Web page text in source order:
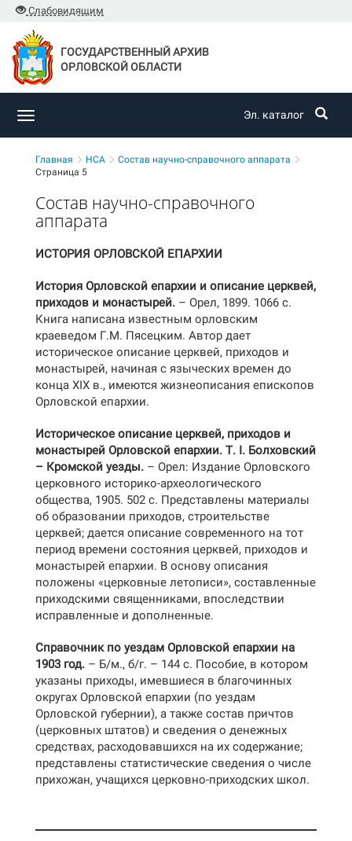
Слабовидящим
ГОСУДАРСТВЕННЫЙ АРХИВ
ОРЛОВСКОЙ ОБЛАСТИ
Toggle
Эл. каталог
Главная НСА
Состав научно-справочного аппарата
Страница 5
Состав научно-справочного
аппарата
ИСТОРИЯ ОРЛОВСКОЙ ЕПАРХИИ
История Орловской епархии и описание церквей,
приходов и монастырей. – Орел, 1899. 1066 с.
Книга написана известным орловским
краеведом Г.М. Пясецким. Автор дает
историческое описание церквей, приходов и
монастырей, начиная с языческих времен до
конца XIX в., имеются жизнеописания епископов
Орловской епархии.
Историческое описание церквей, приходов и
монастырей Орловской епархии. Т. I. Болховский
– Кромской уезды. – Орел: Издание Орловского
церковного историко-археологического
общества, 1905. 502 с. Представлены материалы
об образовании приходов, строительстве
церквей; дается описание современного на тот
период времени состояния церквей, приходов и
монастырей епархии. В основу описания
положены «церковные летописи», составленные
приходскими священниками, впоследствии
исправленные и дополненные.
Справочник по уездам Орловской епархии на
1903 год. – Б/м., б/г. – 144 с. Пособие, в котором
указаны приходы, имевшиеся в благочинных
округах Орловской епархии (по уездам
Орловской губернии), а также состав причтов
(церковных штатов) и сведения о денежных
средствах, расходовавшихся на их содержание;
представлены статистические сведения о числе
прихожан, учащихся церковно-приходских школ.